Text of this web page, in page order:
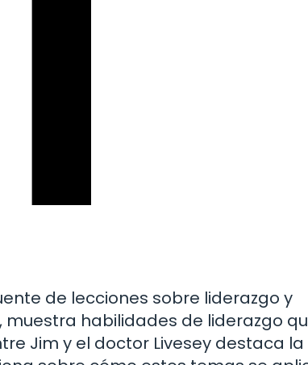
de lecciones sobre liderazgo y
muestra habilidades de liderazgo
Jim y el doctor Livesey destaca la